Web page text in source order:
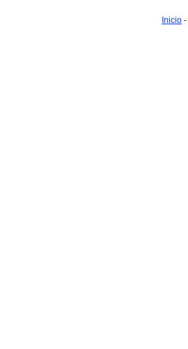
Inicio -